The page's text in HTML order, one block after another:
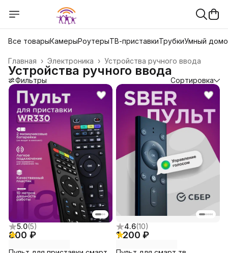
Все товарыКамерыРоутерыТВ-приставкиТрубкиУмный
Устройства ручного ввода
Электроника ›
Главная ›
Устройства ручного ввода
Фильтры Сортировка
5.0(5)
800 ₽
4.6(10)
1 200 ₽